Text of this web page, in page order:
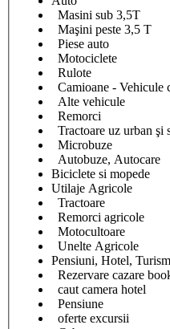
Masini sub 3,5T
Maşini peste 3,5 T
Piese auto
Motociclete
Rulote
Camioane - Vehicule
Alte vehicule
Remorci
Tractoare uz urban şi
Microbuze
Autobuze, Autocare
Biciclete si mopede
Utilaje Agricole
Tractoare
Remorci agricole
Motocultoare
Unelte Agricole
Pensiuni, Hotel, Turism
Rezervare cazare
caut camera hotel
Pensiune
oferte excursii